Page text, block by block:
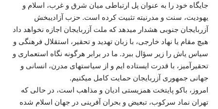
جایگاه خود را به عنوان پل ارتباطی میان شرق و غرب، اسلام و
یهودیت، سنت و مدرنیته تثبیت کرده است. حزب آزادیبخش
آزربایجان جنوبی هشدار میدهد که ملت آزربایجان اجازه نخواهد داد
هیچ مقام یا نهاد خارجی، با زبان تهدید و تحقیر، استقلال فرهنگی و
سیاس یاش را زیر سؤال ببرد. ما در برابر هرگونه نگاه استعماری و
تحقیرآمیز، با قدرت ایستاده ایم و از سیاستهای مدرن، انسانی و
جهانی جمهوری آزربایجان حمایت کامل میکنیم.
امروز، باکو پایتخت همزیستی ادیان و مذاهب است، در حالی که
تهران نماد سرکوب، تبعیض و بحران آفرینی در جهان اسلام شده